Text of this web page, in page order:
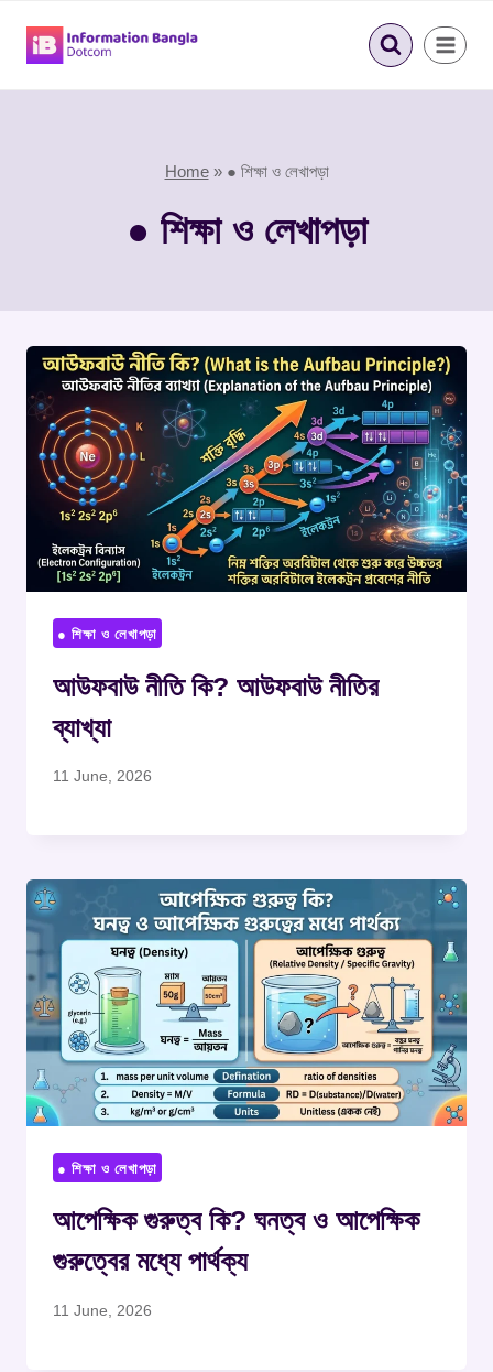
Home» ● শিক্ষা ও লেখাপড়া
● শিক্ষা ও লেখাপড়া
● শিক্ষা ও লেখাপড়া
আউফবাউ নীতি কি? আউফবাউ নীতির
ব্যাখ্যা
11 June, 2026
● শিক্ষা ও লেখাপড়া
আপেক্ষিক গুরুত্ব কি? ঘনত্ব ও আপেক্ষিক
গুরুত্বের মধ্যে পার্থক্য
11 June, 2026